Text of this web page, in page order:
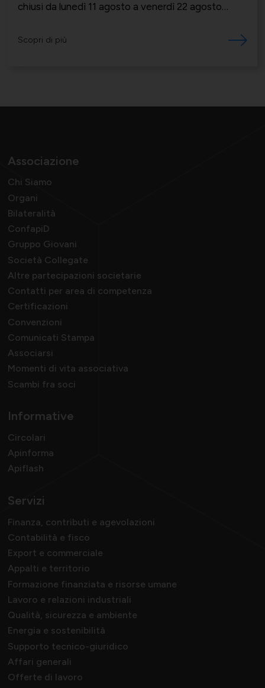
chiusi da lunedì 11 agosto a venerdì 22 agosto
Scopri di più
Associazione
Chi Siamo
Organi
Bilateralità
ConfapiD
Gruppo Giovani
Società Collegate
Altre partecipazioni societarie
Contatti per area di competenza
Certificazioni
Convenzioni
Comunicati Stampa
Associarsi
Momenti di vita associativa
Scambi fra soci
Informative
Circolari
Apinforma
Apiflash
Servizi
Finanza, contributi e agevolazioni
Contabilità e fisco
Export e commerciale
Appalti e territorio
Formazione finanziata e risorse umane
Lavoro e relazioni industriali
Qualità, sicurezza e ambiente
Energia e sostenibilità
Supporto tecnico-giuridico
Affari generali
Offerte di lavoro